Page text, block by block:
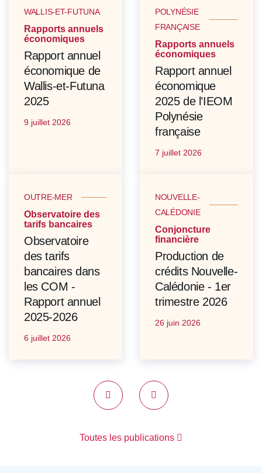
WALLIS-ET-FUTUNA
Rapports annuels
économiques
Rapport annuel
économique de
Wallis-et-Futuna
2025
9 juillet 2026
POLYNÉSIE
FRANÇAISE
Rapports annuels
économiques
Rapport annuel
économique
2025 de l’IEOM
Polynésie
française
7 juillet 2026
OUTRE-MER
Observatoire des
tarifs bancaires
Observatoire
des tarifs
bancaires dans
les COM -
Rapport annuel
2025-2026
6 juillet 2026
NOUVELLE-
CALÉDONIE
Conjoncture
financière
Production de
crédits Nouvelle-
Calédonie - 1er
trimestre 2026
26 juin 2026
Précédent Suivant
Toutes les publications